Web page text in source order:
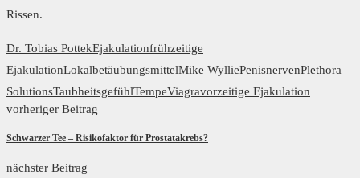
Rissen.
Dr. Tobias PottekEjakulationfrühzeitige
EjakulationLokalbetäubungsmittelMike WylliePenisnervenPlethora
SolutionsTaubheitsgefühlTempeViagravorzeitige Ejakulation
vorheriger Beitrag
Schwarzer Tee – Risikofaktor für Prostatakrebs?
nächster Beitrag